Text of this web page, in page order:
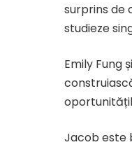
surprins de
studieze
Emily Fung
​Jacob este